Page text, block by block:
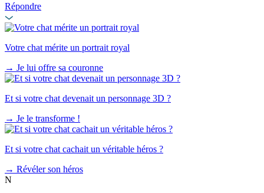
Répondre
Votre chat mérite un portrait royal
→ Je lui offre sa couronne
Et si votre chat devenait un personnage 3D ?
→ Je le transforme !
Et si votre chat cachait un véritable héros ?
→ Révéler son héros
N